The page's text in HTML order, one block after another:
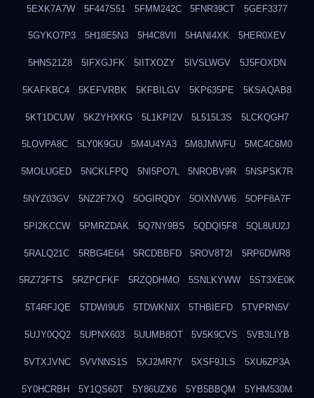
5EXK7A7W 5F447S51 5FMM242C 5FNR39CT 5GEF3377
5GYKO7P3 5H18E5N3 5H4C8VII 5HANI4XK 5HER0XEV
5HNS21Z8 5IFXGJFK 5IITXOZY 5IVSLWGV 5J5FOXDN
5KAFKBC4 5KEFVRBK 5KFBILGV 5KP635PE 5KSAQAB8
5KT1DCUW 5KZYHXKG 5L1KPI2V 5L515L3S 5LCKQGH7
5LOVPA8C 5LY0K9GU 5M4U4YA3 5M8JMWFU 5MC4C6M0
5MOLUGED 5NCKLFPQ 5NI5PO7L 5NROBV9R 5NSPSK7R
5NYZ03GV 5NZ2F7XQ 5OGIRQDY 5OIXNVW6 5OPF8A7F
5PI2KCCW 5PMRZDAK 5Q7NY9BS 5QDQI5F8 5QL8UU2J
5RALQ21C 5RBG4E64 5RCDBBFD 5ROV8T2I 5RP6DWR8
5RZ72FTS 5RZPCFKF 5RZQDHMO 5SNLKYWW 5ST3XE0K
5T4RFJQE 5TDWI9U5 5TDWKNIX 5THBIEFD 5TVPRN5V
5UJY0QQ2 5UPNX603 5UUMB8OT 5V5K9CVS 5VB3LIYB
5VTXJVNC 5VVNNS1S 5XJ2MR7Y 5XSF9JLS 5XU6ZP3A
5Y0HCRBH 5Y1QS60T 5Y86UZX6 5YB5BBQM 5YHM530M